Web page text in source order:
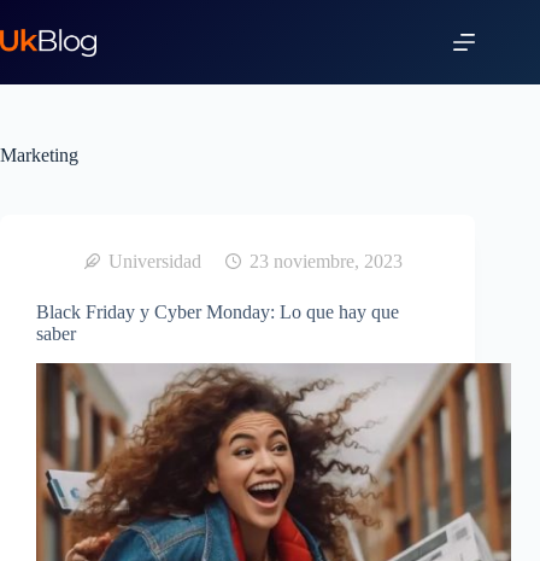
Marketing
Universidad 23 noviembre, 2023
Black Friday y Cyber Monday: Lo que hay que
saber